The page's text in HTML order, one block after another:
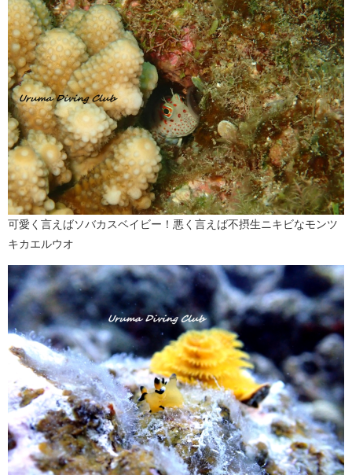
可愛く言えばソバカスベイビー！悪く言えば不摂生ニキビなモンツ
キカエルウオ